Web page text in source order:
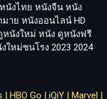
นังไทย หนังจีน หนัง
าย หนังออนไลน์ HD
หนังใหม่ หนัง ดูหนังฟรี
หม่ชนโรง 2023 2024
| HBO Go | iQiY | Marvel |